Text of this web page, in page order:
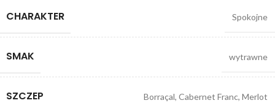
CHARAKTER Spokojne
SMAK wytrawne
SZCZEP Borraçal, Cabernet Franc, Merlot